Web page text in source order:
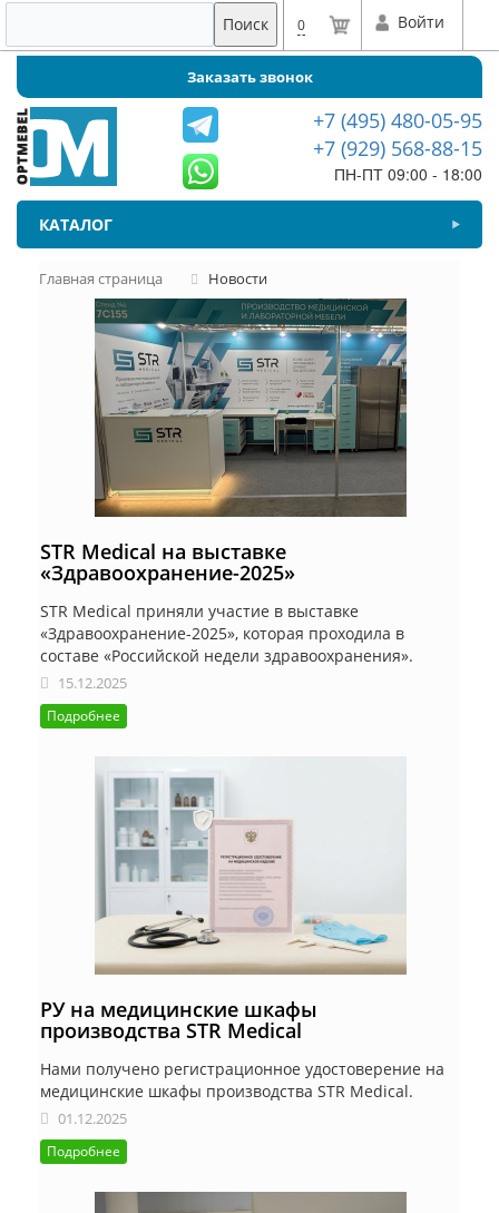
Поиск 0 Войти
Заказать звонок
+7 (495) 480-05-95
+7 (929) 568-88-15
ПН-ПТ 09:00 - 18:00
КАТАЛОГ
Главная страница Новости
STR Medical на выставке
«Здравоохранение-2025»
STR Medical приняли участие в выставке
«Здравоохранение-2025», которая проходила в
составе «Российской недели здравоохранения».
15.12.2025
Подробнее
РУ на медицинские шкафы
производства STR Medical
Нами получено регистрационное удостоверение на
медицинские шкафы производства STR Medical.
01.12.2025
Подробнее